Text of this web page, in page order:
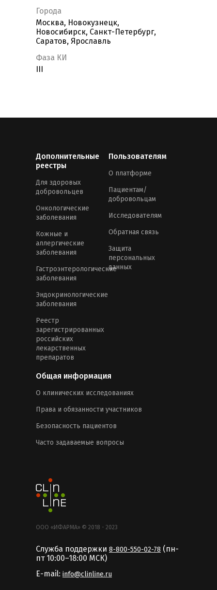
Города
Москва, Новокузнецк,
Новосибирск, Санкт-Петербург,
Саратов, Ярославль
Фаза КИ
Дополнительные
реестры
Для здоровых
добровольцев
Онкологические
заболевания
Кожные и
аллергические
заболевания
Гастроэнтерологические
заболевания
Эндокринологические
заболевания
Реестр
зарегистрированных
российских
лекарственных
препаратов
Пользователям
О платформе
Пациентам/
добровольцам
Исследователям
Обратная связь
Защита
персональных
данных
Общая информация
О клинических исследованиях
Права и обязанности участников
Безопасность пациентов
Часто задаваемые вопросы
ООО «ИФАРМА» © 2018 - 2023
Служба поддержки 8-800-550-02-78 (пн-
пт 10:00–18:00 MCК)
E-mail: info@clinline.ru